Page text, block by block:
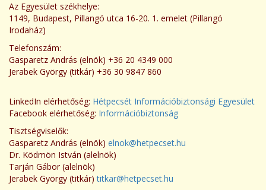
Az Egyesület székhelye:
1149, Budapest, Pillangó utca 16-20. 1. emelet (Pillangó
Irodaház)
Telefonszám:
Gasparetz András (elnök) +36 20 4349 000
Jerabek György (titkár) +36 30 9847 860
LinkedIn elérhetőség: Hétpecsét Információbiztonsági Egyesület
Facebook elérhetőség: Információbiztonság
Tisztségviselők:
Gasparetz András (elnök) elnok@hetpecset.hu
Dr. Ködmön István (alelnök)
Tarján Gábor (alelnök)
Jerabek György (titkár)titkar@hetpecset.hu